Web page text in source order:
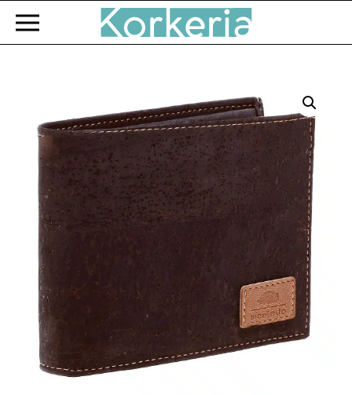
Zum Hauptinhalt springen